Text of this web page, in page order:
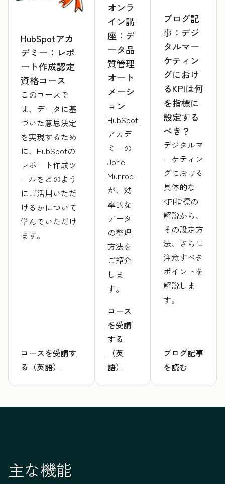
HubSpotアカ
デミー：レポ
ート作成認定
資格コース
このコースで
は、データに基
づいた意思決定
を実現するため
に、HubSpotの
レポート作成ツ
ールをどのよう
にご活用いただ
けるかについて
学んでいただけ
ます。
コースを受講す
る（英語）
オンラ
イン講
座：デ
ータ品
質管理
オート
メーシ
ョン
HubSpot
アカデ
ミーの
Jorie
Munroe
が、効
率的な
データ
の整理
方法を
ご紹介
しま
す。
コース
を受講
する
（英
語）
ブログ記
事：デジ
タルマー
ケティン
グにおけ
るKPIは何
を指標に
設定する
べき？
デジタルマ
ーケティン
グにおける
具体的な
KPI指標の
解説から、
その設定方
法、さらに
注意すべき
ポイントを
解説しま
す。
ブログ記事
を読む
主な機能